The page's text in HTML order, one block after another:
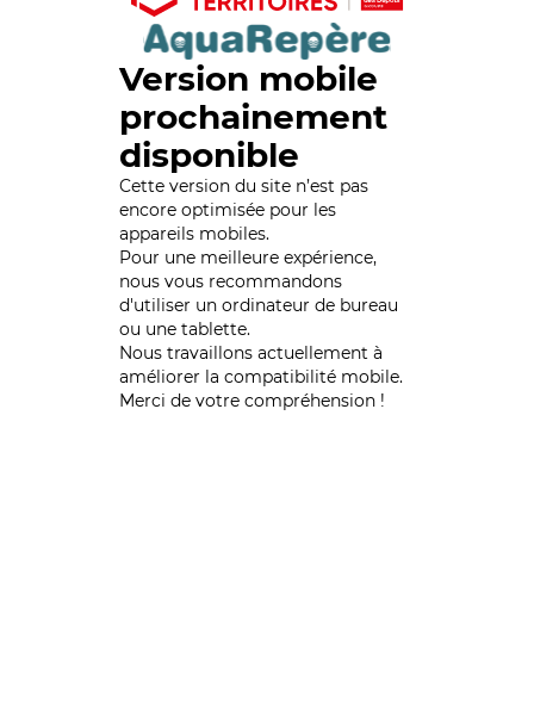
Version mobile
prochainement
disponible
Cette version du site n’est pas
encore optimisée pour les
appareils mobiles.
Pour une meilleure expérience,
nous vous recommandons
d'utiliser un ordinateur de bureau
ou une tablette.
Nous travaillons actuellement à
améliorer la compatibilité mobile.
Merci de votre compréhension !